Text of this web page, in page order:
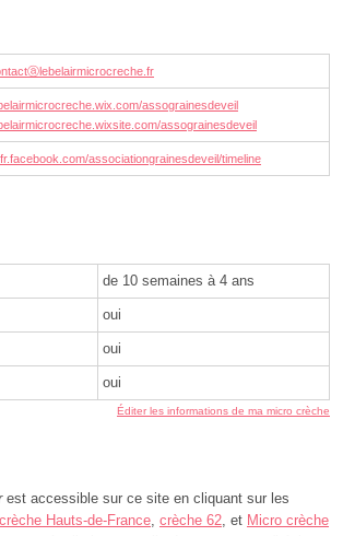
assograinesdeveil
assograinesdeveil
associationgrainesdeveil/timeline
de 10 semaines à 4 ans
oui
oui
oui
Éditer les informations de ma micro crèche
est accessible sur ce site en cliquant sur les
crèche Hauts-de-France crèche 62 , et Micro crèche